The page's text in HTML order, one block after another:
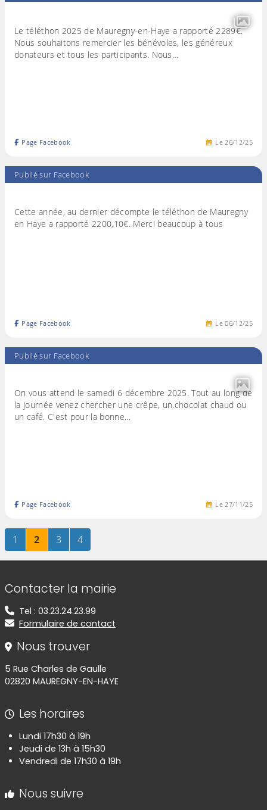
Le téléthon 2025 de Mauregny-en-Haye a rapporté 2289€.
Nous souhaitons remercier les bénévoles, les généreux
donateurs et tous les participants. Nous…
Le26/12/25
Page Facebook
Publié sur Facebook
Cette année, au dernier décompte le téléthon de Mauregny
en Haye a rapporté 2200,10€. Merci beaucoup à tous
Le06/12/25
Page Facebook
Publié sur Facebook
On vous attend le samedi 6 décembre 2025. Tout au long de
la journée venez chercher une crêpe, un.chocolat chaud ou
un café. C'est pour la bonne…
Le27/11/25
Page Facebook
Page
1 sur 4Page
2sur 4Page
3sur 4Page
4sur 4
Informations de contact
Contacter la mairie
Tel : 03.23.24.23.99
Formulaire de contact
Nous trouver
5 Rue Charles de Gaulle
02820 MAUREGNY-EN-HAYE
Les horaires
Lundi 17h30 à 19h
Jeudi de 13h à 15h30
Vendredi de 17h30 à 19h
Nous suivre